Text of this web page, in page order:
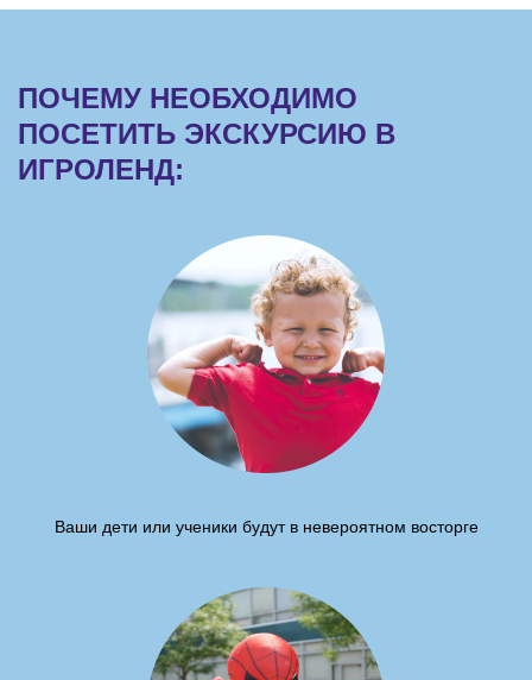
ПОЧЕМУ НЕОБХОДИМО
ПОСЕТИТЬ ЭКСКУРСИЮ В
ИГРОЛЕНД:
Ваши дети или ученики будут в невероятном восторге